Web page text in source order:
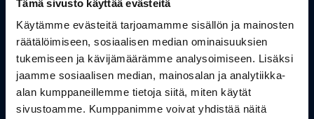
Tämä sivusto käyttää evästeitä
Käytämme evästeitä tarjoamamme sisällön ja mainosten
räätälöimiseen, sosiaalisen median ominaisuuksien
tukemiseen ja kävijämäärämme analysoimiseen. Lisäksi
jaamme sosiaalisen median, mainosalan ja analytiikka-
alan kumppaneillemme tietoja siitä, miten käytät
sivustoamme. Kumppanimme voivat yhdistää näitä
Työsuhdepyörä
Info
Toimitus